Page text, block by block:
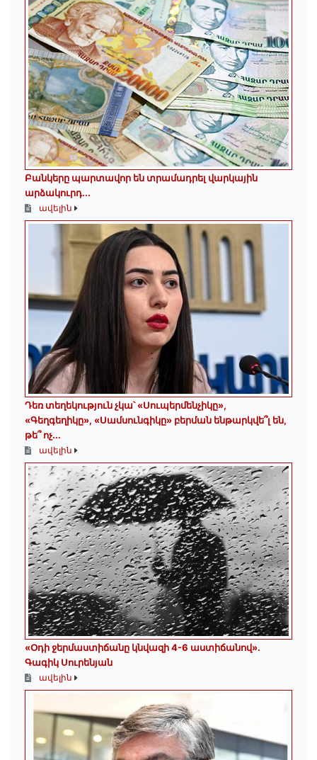
Բանկերը պարտավոր են տրամադրել վարկային
արձակուրդ...
ավելին
Դեռ տեղեկություն չկա՝ «Սուպերմենչիկը»,
«Գեղգեղիկը», «Սամսունգիկը» բերման ենթարկվե՞լ են,
թե՞ ոչ...
ավելին
«Օդի ջերմաստիճանը կնվազի 4-6 աստիճանով»․
Գագիկ Սուրենյան
ավելին